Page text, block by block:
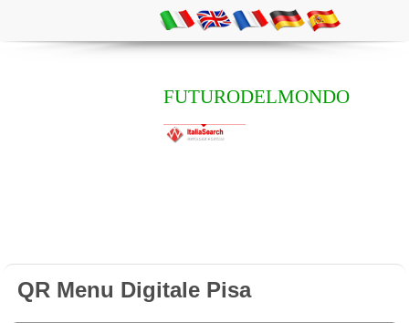
FUTURODELMONDO
QR Menu Digitale Pisa